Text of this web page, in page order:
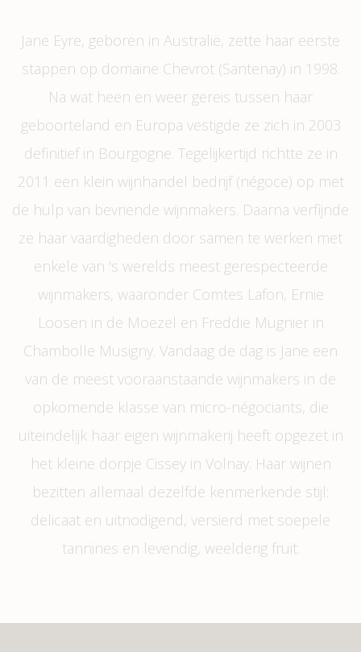
Jane Eyre, geboren in Australië, zette haar eerste
stappen op domaine Chevrot (Santenay) in 1998.
Na wat heen en weer gereis tussen haar
geboorteland en Europa vestigde ze zich in 2003
definitief in Bourgogne. Tegelijkertijd richtte ze in
2011 een klein wijnhandel bedrijf (négoce) op met
de hulp van bevriende wijnmakers. Daarna verfijnde
ze haar vaardigheden door samen te werken met
enkele van 's werelds meest gerespecteerde
wijnmakers, waaronder Comtes Lafon, Ernie
Loosen in de Moezel en Freddie Mugnier in
Chambolle Musigny. Vandaag de dag is Jane een
van de meest vooraanstaande wijnmakers in de
opkomende klasse van micro-négociants, die
uiteindelijk haar eigen wijnmakerij heeft opgezet in
het kleine dorpje Cissey in Volnay. Haar wijnen
bezitten allemaal dezelfde kenmerkende stijl:
delicaat en uitnodigend, versierd met soepele
tannines en levendig, weelderig fruit.